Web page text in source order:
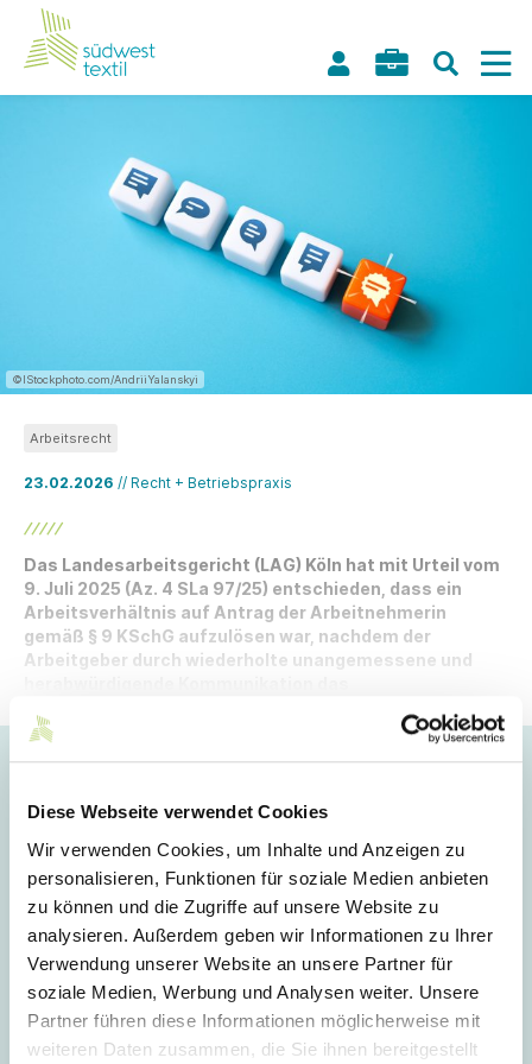
Diese Webseite verwendet Cookies
Wir verwenden Cookies, um Inhalte und Anzeigen zu
personalisieren, Funktionen für soziale Medien anbieten
zu können und die Zugriffe auf unsere Website zu
analysieren. Außerdem geben wir Informationen zu Ihrer
Verwendung unserer Website an unsere Partner für
soziale Medien, Werbung und Analysen weiter. Unsere
Partner führen diese Informationen möglicherweise mit
weiteren Daten zusammen, die Sie ihnen bereitgestellt
©IStockphoto.com/AndriiYalanskyi
23.02.2026 // Recht + Betriebspraxis
Arbeitsrecht
Das Landesarbeitsgericht (LAG) Köln hat mit Urteil vom
9. Juli 2025 (Az. 4 SLa 97/25) entschieden, dass ein
Arbeitsverhältnis auf Antrag der Arbeitnehmerin
gemäß § 9 KSchG aufzulösen war, nachdem der
Arbeitgeber durch wiederholte unangemessene und
Hoppla!
Dieser Artikel ist nur für Mitglieder sichtbar.
Login
E-Mail